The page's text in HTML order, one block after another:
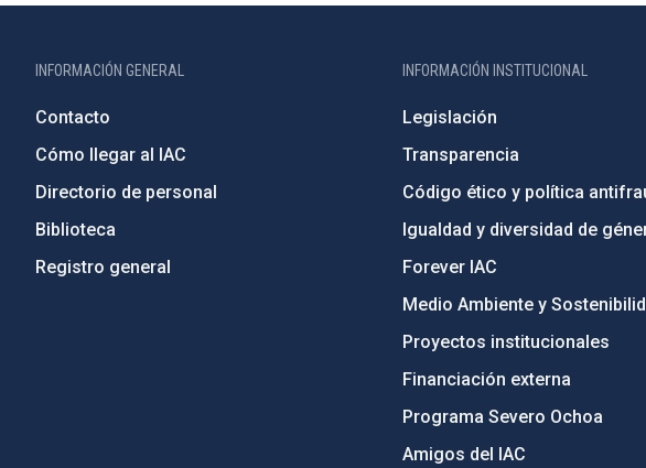
INFORMACIÓN GENERAL
Contacto
Cómo llegar al IAC
Directorio de personal
Biblioteca
Registro general
INFORMACIÓN INSTITUCIONAL
Legislación
Transparencia
Código ético y política
Igualdad y diversidad de
Forever IAC
Medio Ambiente y
Proyectos institucionales
Financiación externa
Programa Severo Ochoa
Amigos del IAC